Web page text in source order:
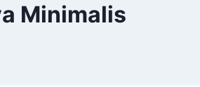
Minimalis